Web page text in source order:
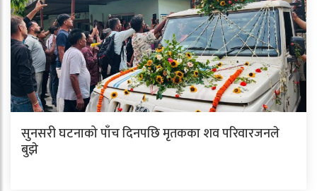
सुनसरी घटनाको पाँच दिनपछि मृतकका शव परिवारजनले
बुझे